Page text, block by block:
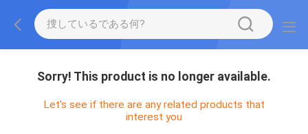
Sorry! This product is no longer available.
Let's see if there are any related products that
interest you